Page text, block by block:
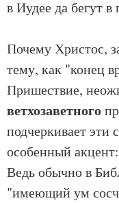
в Иудее да бегут в
Почему Христос,
тему, как "конец
Пришествие,
ветхозаветного
подчеркивает эти
особенный
Ведь обычно в
"имеющий ум